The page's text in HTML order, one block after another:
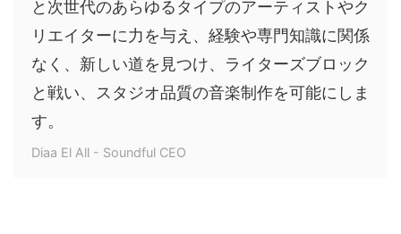
と次世代のあらゆるタイプのアーティストやク
リエイターに力を与え、経験や専門知識に関係
なく、新しい道を見つけ、ライターズブロック
と戦い、スタジオ品質の音楽制作を可能にしま
す。
Diaa El All - Soundful CEO